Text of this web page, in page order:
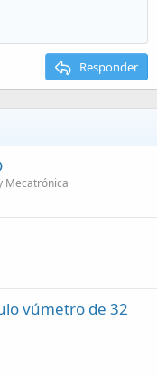
Responder
Mecatrónica
vúmetro de 32